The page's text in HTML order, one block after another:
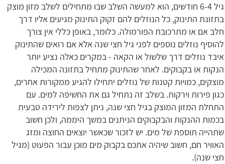
גיל 6-4 חודשים, הוא למעשה השלב שבו מתחילים לשלב מזון מוצק
בתזונת התינוק, כל הנוזלים להם זקוק התינוק מגיעים אליו דרך
חלב אם או מתרכובת הפורמולה. כלומר, באופן כללי אין צורך
להוסיף נוזלים נוספים לפני גיל חצי שנה אלא אם רואים שהתינוק
איבד נוזלים דרך שלשול או הקאה - במקרים כאלה נציע יותר
הנקות או בקבוקים. לאחר שהתינוק מתחיל בתזונה המכילה
מוצקים, כמויות קטנות של נוזלים יתחילו להגיע ממקורות אחרים,
כגון פירות וירקות. בשלב זה נתחיל גם את החשיפה למים. עם
התחלת המזון המוצק בגיל חצי שנה, ניתן לצפות לירידה טבעית
בכמות ההנקות והבקבוקים הניתנים במשך היממה, ולכן חשוב
שתהייה תוספת של מים. יש לזכור שכאשר יוצאים החוצה ומזג
האוויר חם, חשוב שיהיה אתכם בקבוק מים מוכן עבור הפעוט (מגיל
חצי שנה).